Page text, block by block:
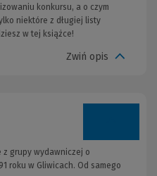
konkursu, a o czym
niektóre z długiej listy
w tej książce!
Zwiń opis
grupy wydawniczej o
roku w Gliwicach. Od samego